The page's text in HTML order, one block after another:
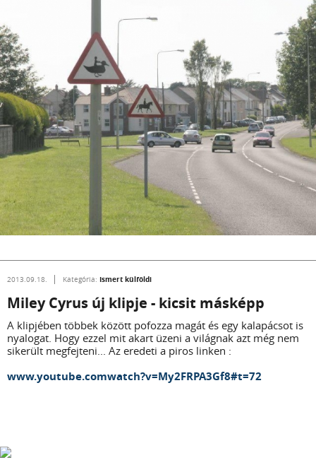
2013.09.18. Kategória: Ismert külföldi
Miley Cyrus új klipje - kicsit másképp
A klipjében többek között pofozza magát és egy kalapácsot is
nyalogat. Hogy ezzel mit akart üzeni a világnak azt még nem
sikerült megfejteni... Az eredeti a piros linken :
www.youtube.comwatch?v=My2FRPA3Gf8#t=72